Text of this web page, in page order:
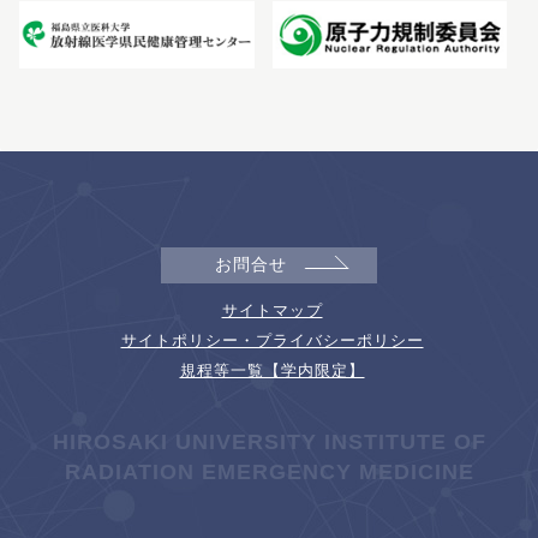
お問合せ
サイトマップ
サイトポリシー・プライバシーポリシー
規程等一覧【学内限定】
HIROSAKI UNIVERSITY INSTITUTE OF
RADIATION EMERGENCY MEDICINE